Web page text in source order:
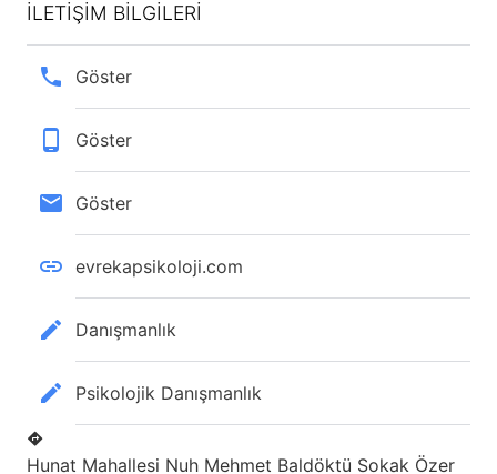
İLETİŞİM BİLGİLERİ
Göster
Göster
Göster
evrekapsikoloji.com
Danışmanlık
Psikolojik Danışmanlık
Hunat Mahallesi Nuh Mehmet Baldöktü Sokak Özer